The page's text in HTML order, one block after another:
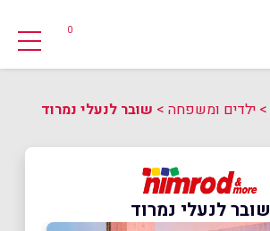
0
> ילדים ומשפחה > שובר לנעלי נמרוד
שובר לנעלי נמרוד